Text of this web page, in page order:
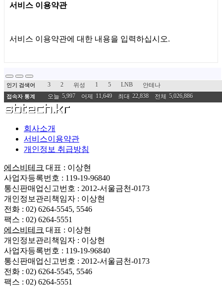
서비스 이용약관
서비스 이용약관에 대한 내용을 입력하십시오.
인기 검색어 3 2 위성 1 5 LNB 안테나
접속자 통계 오늘 5,997 어제 11,649 최대 22,838 전체 5,026,886
회사소개
서비스이용약관
개인정보 취급방침
에스비테크 대표 : 이상현
사업자등록번호 : 119-19-96840
통신판매업신고번호 : 2012-서울금천-0173
개인정보관리책임자 : 이상현
전화 : 02) 6264-5545, 5546
팩스 : 02) 6264-5551
에스비테크 대표 : 이상현
개인정보관리책임자 : 이상현
사업자등록번호 : 119-19-96840
통신판매업신고번호 : 2012-서울금천-0173
전화 : 02) 6264-5545, 5546
팩스 : 02) 6264-5551